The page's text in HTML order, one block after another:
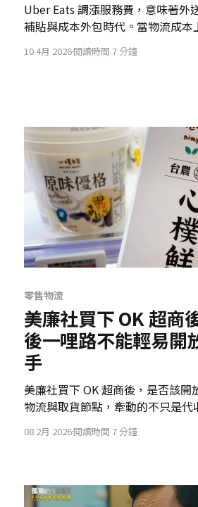
Uber Eats 調漲服務費，意味著外
補貼與成本外包時代。當物流成本
一個獲利重心轉向零售媒體、第一
換廣告，餐飲零售業者也將面對更
10 4月 2026閱讀時間 7 分鐘
零售物流
美廉社買下 OK 超商
後一哩路不能輕易開
手
美廉社買下 OK 超商後，是否該開
物流與取貨節點，牽動的不只是代
門市人流品質、取貨成本、會員數
最後一哩路，正在成為台灣零售通
08 2月 2026閱讀時間 7 分鐘